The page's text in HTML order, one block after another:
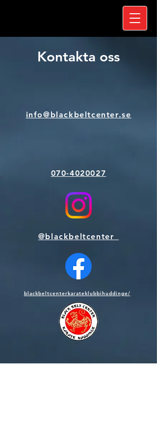
Kontakta oss
info@blackbeltcenter.se
070-4020027
@blackbeltcenter_
blackbeltcenterkarateklubbihuddinge/